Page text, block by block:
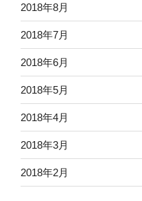
2018年8月
2018年7月
2018年6月
2018年5月
2018年4月
2018年3月
2018年2月